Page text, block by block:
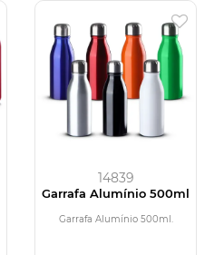
14839
Garrafa Alumínio 500ml
Garrafa Alumínio 500ml.